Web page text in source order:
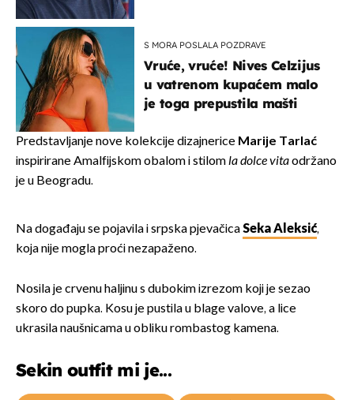
S MORA POSLALA POZDRAVE
Vruće, vruće! Nives Celzijus
u vatrenom kupaćem malo
je toga prepustila mašti
Predstavljanje nove kolekcije dizajnerice Marije Tarlać
inspirirane Amalfijskom obalom i stilomla dolce vitaodržano
je u Beogradu.
Na događaju se pojavila i srpska pjevačicaSeka Aleksić,
koja nije mogla proći nezapaženo.
Nosila je crvenu haljinu s dubokim izrezom koji je sezao
skoro do pupka. Kosu je pustila u blage valove, a lice
ukrasila naušnicama u obliku rombastog kamena.
Sekin outfit mi je...